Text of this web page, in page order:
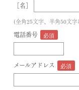
［名］
(全角25文字、半角50文
電話番号
メールアドレス